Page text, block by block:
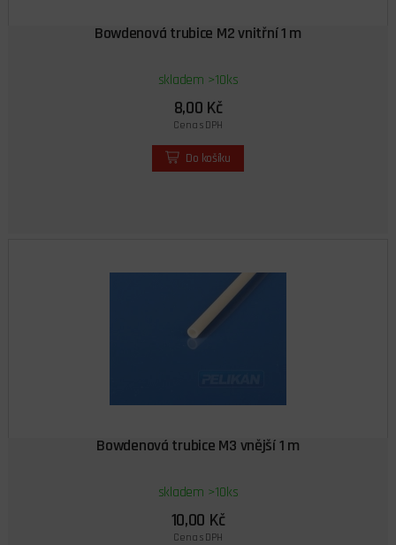
Bowdenová trubice M2 vnitřní 1 m
skladem >10ks
8,00 Kč
Cena s DPH
Do košíku
Bowdenová trubice M3 vnější 1 m
skladem >10ks
10,00 Kč
Cena s DPH